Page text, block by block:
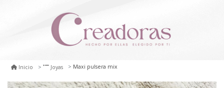
Inicio Joyas Maxi pulsera mix